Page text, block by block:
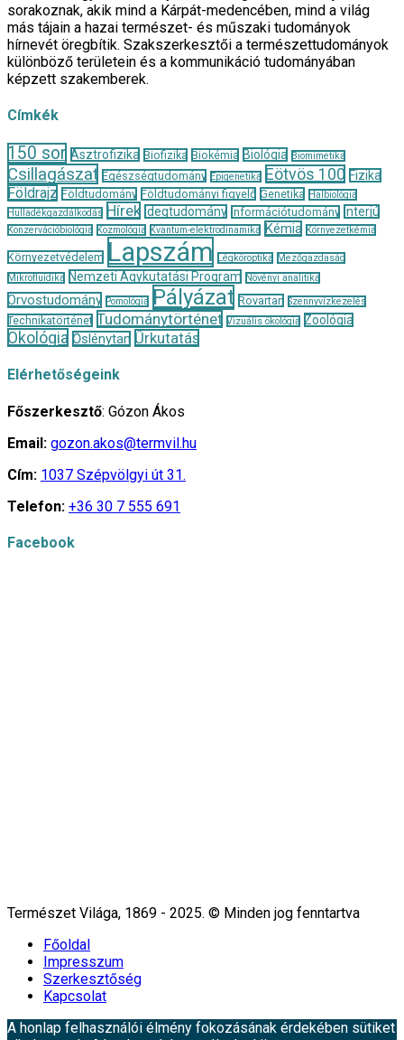
sorakoznak, akik mind a Kárpát-medencében, mind a világ
más tájain a hazai természet- és műszaki tudományok
hírnevét öregbítik. Szakszerkesztői a természettudományok
különböző területein és a kommunikáció tudományában
képzett szakemberek.
Címkék
150 sor Asztrofizika Biofizika Biokémia Biológia Biomimetika
Csillagászat Egészségtudomány Epigenetika Eötvös 100 Fizika
Földrajz Földtudomány Földtudományi figyelő Genetika
Halbiológia
Hulladékgazdálkodás
Hírek Idegtudomány Információtudomány Interjú
Konzervációbiológia Kozmológia Kvantum-elektrodinamika Kémia Környezetkémia
Környezetvédelem Lapszám Légköroptika
Mezőgazdaság
Mikrofluidika
Nemzeti Agykutatási Program Növényi analitika
Orvostudomány Pomológia Pályázat Rovartan Szennyvízkezelés
Technikatörténet Tudománytörténet Vizuális ökológia Zoológia
Ökológia Őslénytan Űrkutatás
Elérhetőségeink
Főszerkesztő: Gózon Ákos
Email: gozon.akos@termvil.hu
Cím: 1037 Szépvölgyi út 31.
Telefon: +36 30 7 555 691
Facebook
Természet Világa, 1869 - 2025. © Minden jog fenntartva
Főoldal
Impresszum
Szerkesztőség
Kapcsolat
A honlap felhasználói élmény fokozásának érdekében sütiket